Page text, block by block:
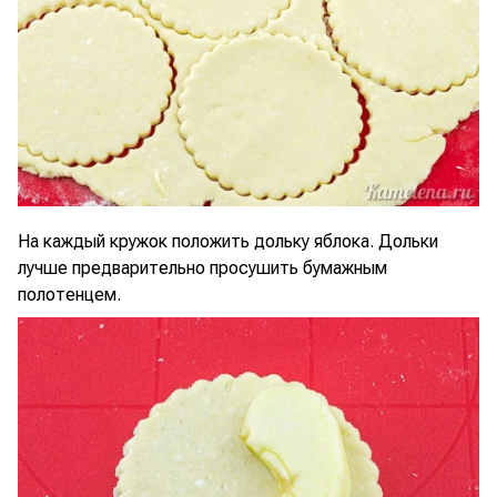
На каждый кружок положить дольку яблока. Дольки
лучше предварительно просушить бумажным
полотенцем.